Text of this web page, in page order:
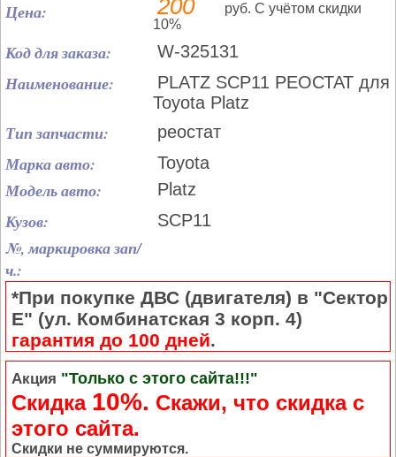
Цена: 200
руб. С учётом скидки
10%
Код для заказа: W-325131
Наименование:
PLATZ SCP11 РЕОСТАТ для
Toyota Platz
Тип запчасти: реостат
Марка авто: Toyota
Модель авто: Platz
Кузов: SCP11
№, маркировка зап/
ч.:
*При покупке ДВС (двигателя) в "Сектор
Е" (ул. Комбинатская 3 корп. 4)
гарантия до 100 дней.
Акция "Только с этого сайта!!!"
Скидка 10%. Cкажи, что скидка с
этого сайта.
Скидки не суммируются.